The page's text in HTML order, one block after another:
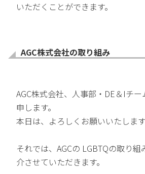
いただくことができます。
AGC株式会社の取り組み
AGC株式会社、人事部・DE＆Iチ
申します。
本日は、よろしくお願いいたします
それでは、AGCの LGBTQの取り
介させていただきます。